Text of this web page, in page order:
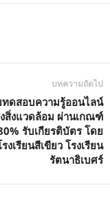
บทความถัดไป
ดสอบความรู้ออนไลน์
งสิ่งแวดล้อม ผ่านเกณฑ์
รับเกียรติบัตร โดย
งเรียนสีเขียว โรงเรียน
รัตนาธิเบศร์